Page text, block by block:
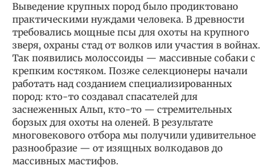
Выведение крупных пород было продиктовано
практическими нуждами человека. В древности
требовались мощные псы для охоты на крупного
зверя, охраны стад от волков или участия в войнах.
Так появились молоссоиды — массивные собаки с
крепким костяком. Позже селекционеры начали
работать над созданием специализированных
пород: кто-то создавал спасателей для
заснеженных Альп, кто-то — стремительных
борзых для охоты на оленей. В результате
многовекового отбора мы получили удивительное
разнообразие — от изящных волкодавов до
массивных мастифов.